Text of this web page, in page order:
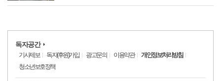
독자공간
기사제보 독자(후원)가입 광고문의 이용약관
개인정보처리방침
청소년보호정책